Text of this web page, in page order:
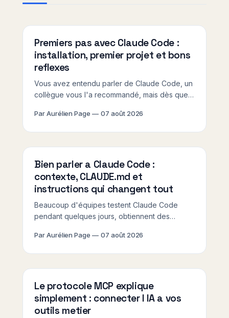
Premiers pas avec Claude Code :
installation, premier projet et bons
reflexes
Vous avez entendu parler de Claude Code, un
collègue vous l'a recommandé, mais dès que
commande" ou "npm", vous fermez
Par Aurélien Page 07 août 2026
Bien parler a Claude Code :
contexte, CLAUDE.md et
instructions qui changent tout
Beaucoup d'équipes testent Claude Code
pendant quelques jours, obtiennent des
n'est pas fait pour elles. La réalité est souvent
Par Aurélien Page 07 août 2026
Le protocole MCP explique
simplement : connecter l IA a vos
outils metier